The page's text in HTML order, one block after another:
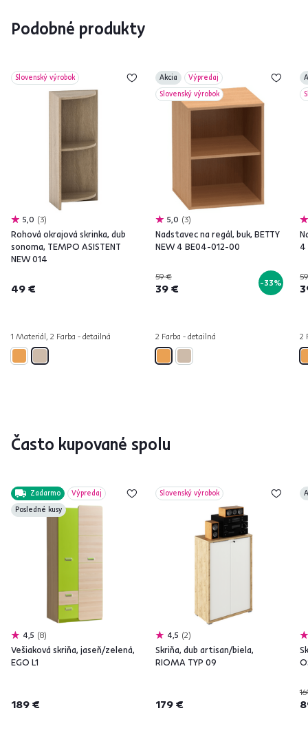
Podobné produkty
Slovenský výrobok
5,0 3
Rohová okrajová skrinka, dub
sonoma, TEMPO ASISTENT
NEW 014
49 €
1 Materiál, 2 Farba - detailná
Akcia
Výpredaj
Slovenský výrobok
5,0 3
Nadstavec na regál, buk, BETTY
NEW 4 BE04-012-00
59 €
39 € -33%
2 Farba - detailná
4
2
Často kupované spolu
Zadarmo
Výpredaj
Posledné kusy
4,5 8
Vešiaková skriňa, jaseň/zelená,
EGO L1
189 €
Slovenský výrobok
4,5 2
Skriňa, dub artisan/biela,
RIOMA TYP 09
179 €